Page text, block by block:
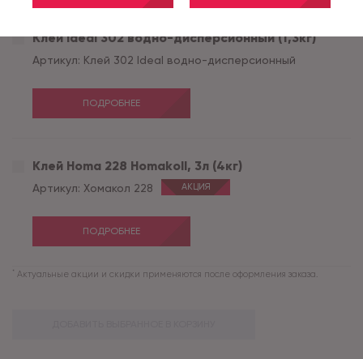
Клей Ideal 302 водно-дисперсионный (1,3кг)
Артикул: Клей 302 Ideal водно-дисперсионный
ПОДРОБНЕЕ
Клей Homa 228 Homakoll, 3л (4кг)
Артикул: Хомакол 228 АКЦИЯ
ПОДРОБНЕЕ
* Актуальные акции и скидки применяются после оформления заказа.